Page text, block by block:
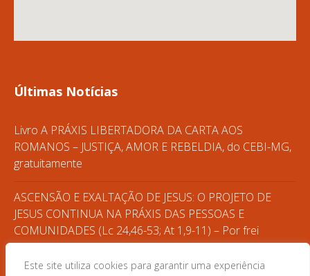
Este site utiliza cookies para garantir uma experiência
Últimas Notícias
Livro A PRÁXIS LIBERTADORA DA CARTA AOS
ROMANOS – JUSTIÇA, AMOR E REBELDIA, do CEBI-MG,
gratuitamente
ASCENSÃO E EXALTAÇÃO DE JESUS: O PROJETO DE
JESUS CONTINUA NA PRÁXIS DAS PESSOAS E
COMUNIDADES (Lc 24,46-53; At 1,9-11) – Por frei
Gilvander